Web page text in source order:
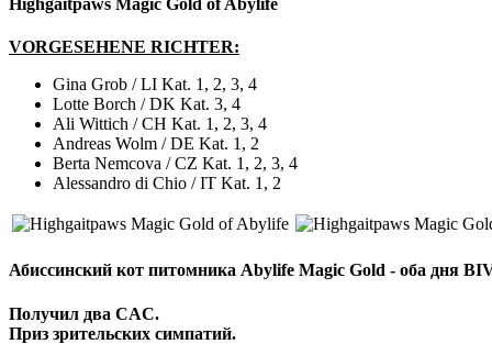
VORGESEHENE RICHTER:
Gina Grob / LI Kat. 1, 2, 3, 4
Lotte Borch / DK Kat. 3, 4
Ali Wittich / CH Kat. 1, 2, 3, 4
Andreas Wolm / DE Kat. 1, 2
Berta Nemcova / CZ Kat. 1, 2, 3, 4
Alessandro di Chio / IT Kat. 1, 2
Абиссинский кот питомника Abylife Magic Gold - оба дня
Получил два CAC.
Приз зрительских симпатий.